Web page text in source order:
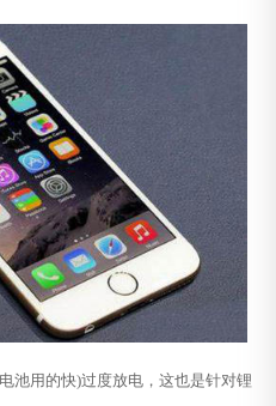
池用的快)过度放电，这也是针对锂